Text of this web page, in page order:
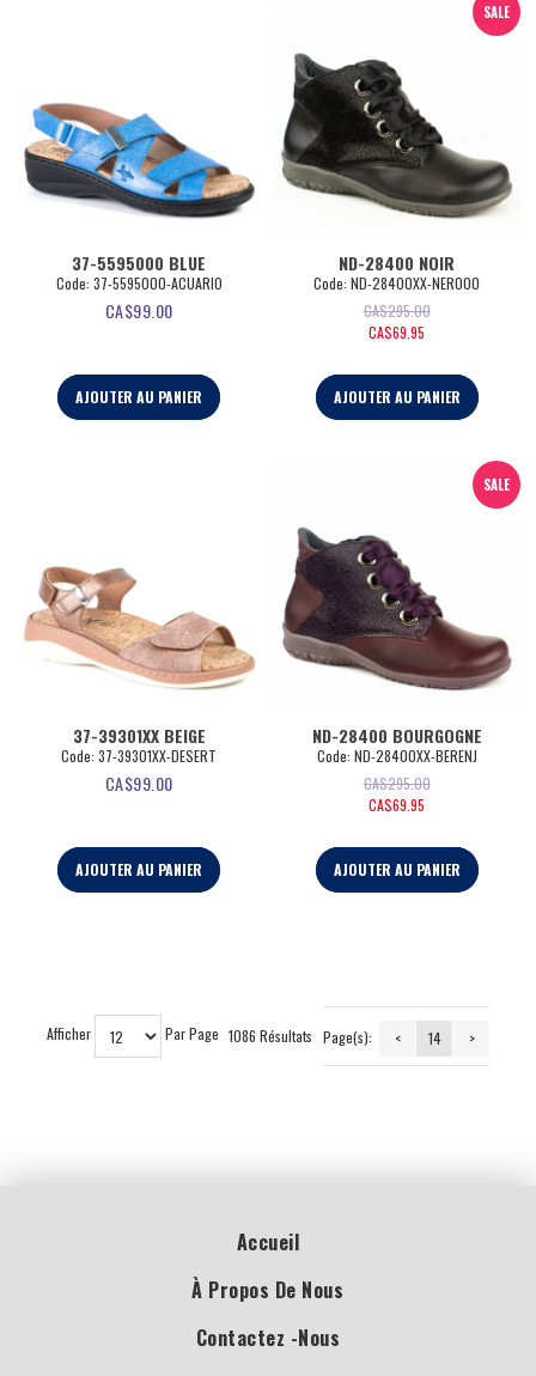
37-5595000 BLUE
Code: 37-5595000-ACUARIO
CA$99.00
AJOUTER AU PANIER
SALE
ND-28400 NOIR
Code: ND-28400XX-NERO00
CA$295.00
CA$69.95
AJOUTER AU PANIER
37-39301XX BEIGE
Code: 37-39301XX-DESERT
CA$99.00
AJOUTER AU PANIER
SALE
ND-28400 BOURGOGNE
Code: ND-28400XX-BERENJ
CA$295.00
CA$69.95
AJOUTER AU PANIER
Afficher Par Page 1086 Résultats Page(s): < 14 >
Accueil
À Propos De Nous
Contactez -nous